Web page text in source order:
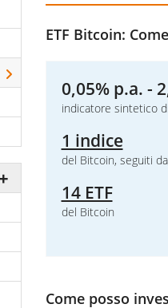
ETF Bitcoin:
0,05% p.a. -
indicatore sintetico
1 indice
del Bitcoin, seguiti
14 ETF
del Bitcoin
Come posso